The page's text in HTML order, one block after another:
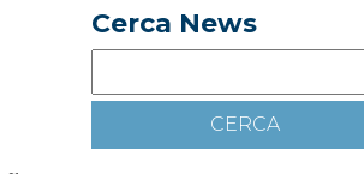
Cerca News